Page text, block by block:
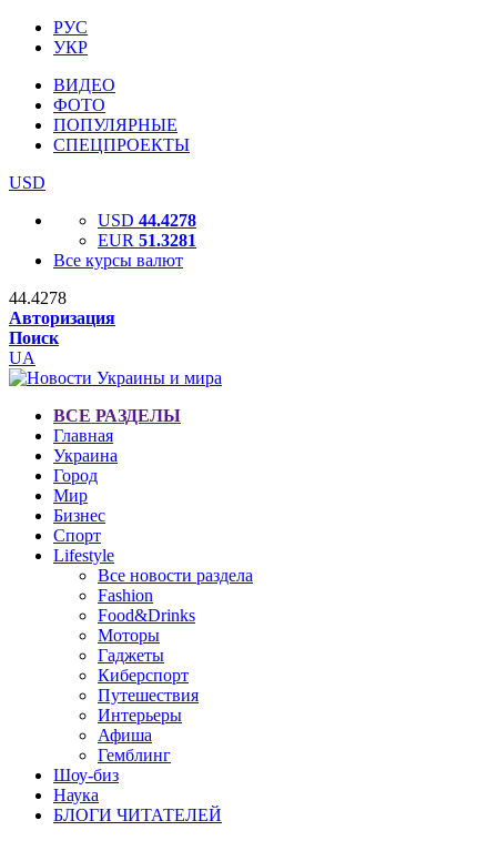
РУС
УКР
ВИДЕО
ФОТО
ПОПУЛЯРНЫЕ
СПЕЦПРОЕКТЫ
USD
USD 44.4278
EUR 51.3281
Все курсы валют
44.4278
Авторизация
Поиск
UA
ВСЕ РАЗДЕЛЫ
Главная
Украина
Город
Мир
Бизнес
Спорт
Lifestyle
Все новости раздела
Fashion
Food&Drinks
Моторы
Гаджеты
Киберспорт
Путешествия
Интерьеры
Афиша
Гемблинг
Шоу-биз
Наука
БЛОГИ ЧИТАТЕЛЕЙ